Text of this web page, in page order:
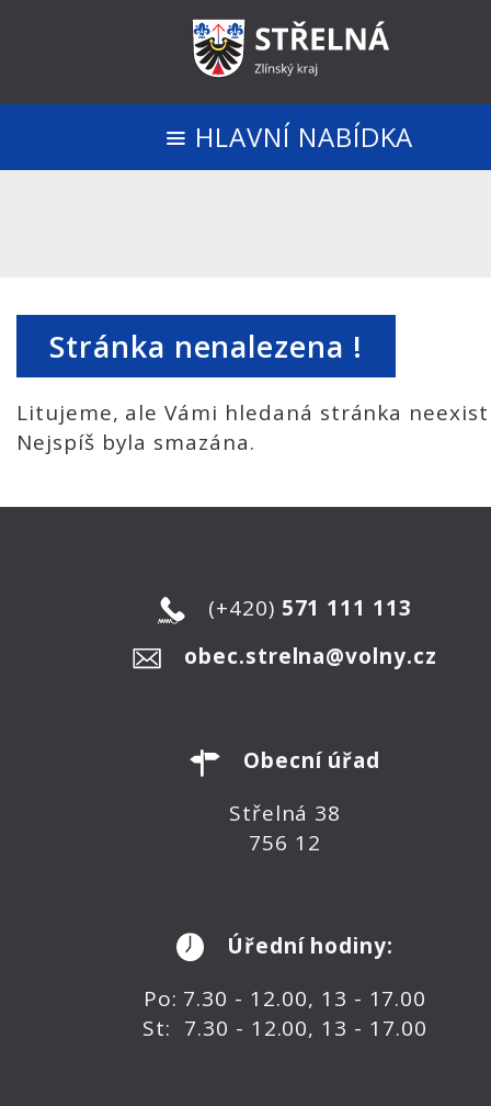
HLAVNÍ NABÍDKA
Stránka nenalezena !
Litujeme, ale Vámi hledaná stránka
Nejspíš byla smazána.
(+420) 571 111 113
obec.strelna@volny.cz
Obecní úřad
Střelná 38
756 12
Úřední hodiny:
Po: 7.30 - 12.00, 13 - 17.00
St: 7.30 - 12.00, 13 - 17.00